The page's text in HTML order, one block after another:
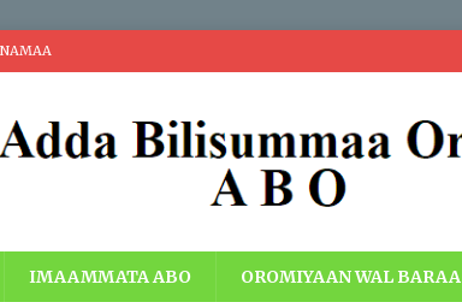
IMAAMMATA ABO OROMIYAAN WAL BARAA